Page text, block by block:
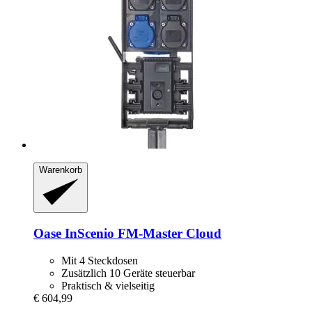
Warenkorb
Oase InScenio FM-​Master Cloud
Mit 4 Steckdosen
Zusätzlich 10 Geräte steuerbar
Praktisch & vielseitig
€ 604,99